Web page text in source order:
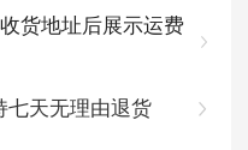
货地址后展示运费
七天无理由退货